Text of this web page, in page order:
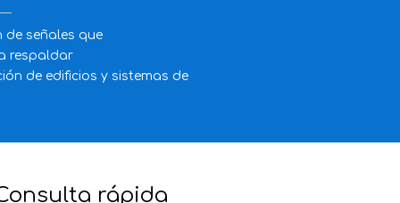
de señales que
respaldar
de edificios y sistemas de
rápida